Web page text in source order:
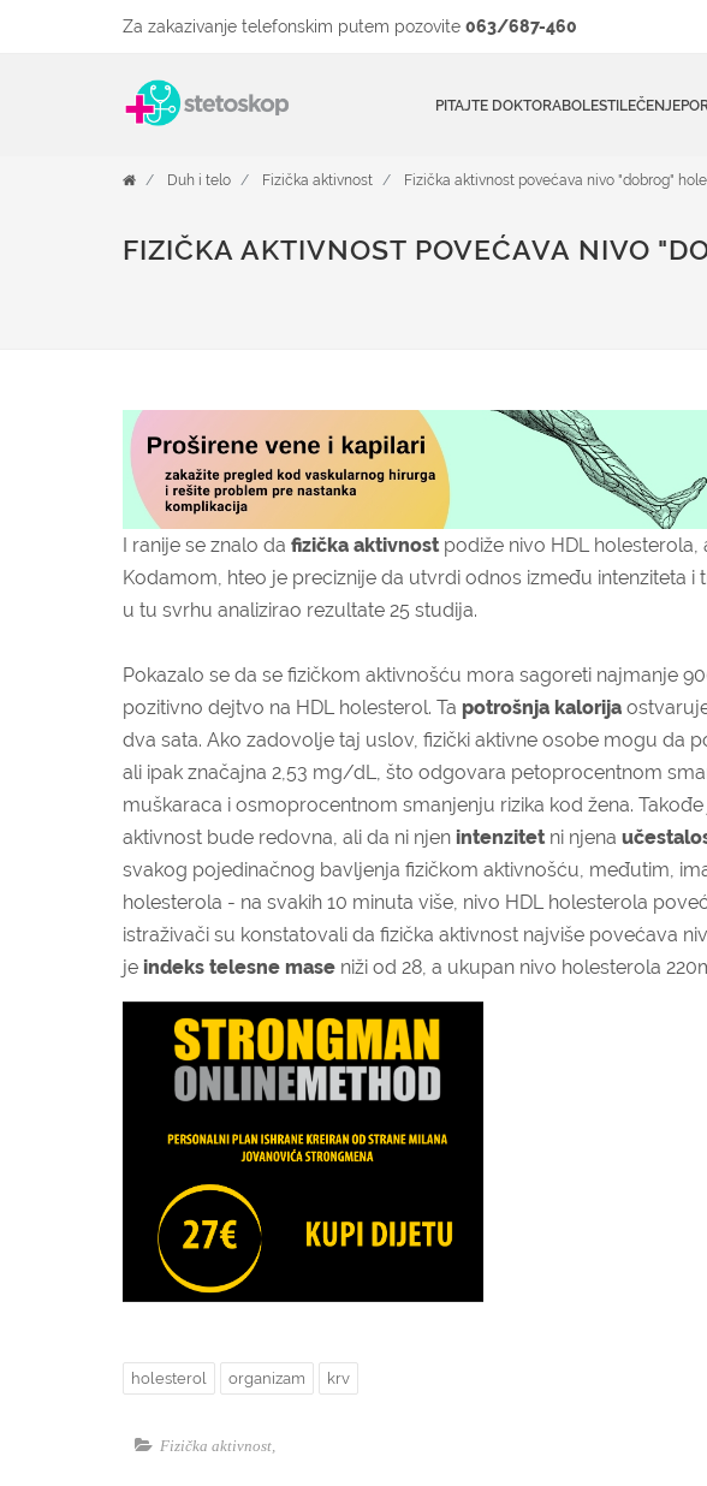
Za zakazivanje telefonskim putem pozovite 063/687-460
PITAJTE DOKTORABOLESTILEČENJE
Duh i telo Fizička aktivnost Fizička aktivnost povećava nivo "dobrog"
FIZIČKA AKTIVNOST POVEĆAVA NIVO
I ranije se znalo da fizička aktivnost podiže nivo HDL holesterola,
Kodamom, hteo je preciznije da utvrdi odnos između intenziteta i
u tu svrhu analizirao rezultate 25 studija.
Pokazalo se da se fizičkom aktivnošću mora sagoreti najmanje
pozitivno dejtvo na HDL holesterol. Ta potrošnja kalorija
dva sata. Ako zadovolje taj uslov, fizički aktivne osobe mogu da
ali ipak značajna 2,53 mg/dL, što odgovara petoprocentnom
muškaraca i osmoprocentnom smanjenju rizika kod žena.
aktivnost bude redovna, ali da ni njen intenzitet ni njena
svakog pojedinačnog bavljenja fizičkom aktivnošću, međutim,
holesterola - na svakih 10 minuta više, nivo HDL holesterola
istraživači su konstatovali da fizička aktivnost najviše povećava
je indeks telesne mase niži od 28, a ukupan nivo holesterola
holesterol organizam krv
Fizička aktivnost